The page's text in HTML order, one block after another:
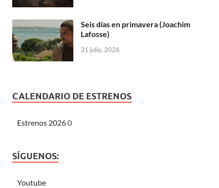
Seis días en primavera (Joachim
Lafosse)
31 julio, 2026
CALENDARIO DE ESTRENOS
Estrenos 20260
SÍGUENOS:
Youtube